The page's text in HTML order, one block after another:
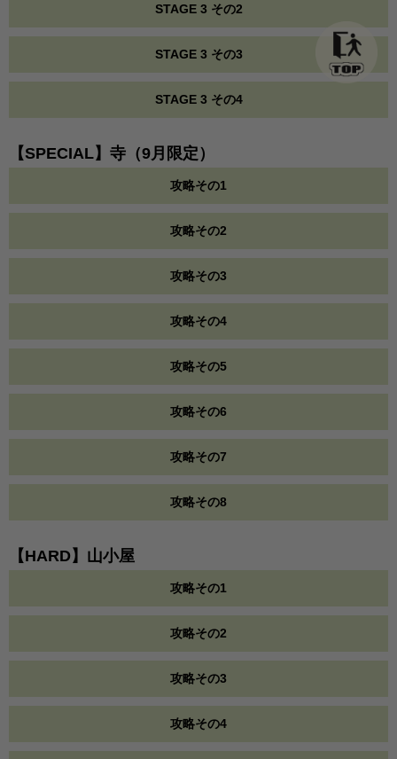
STAGE 3 その2
STAGE 3 その3
STAGE 3 その4
【SPECIAL】寺（9月限定）
攻略その1
攻略その2
攻略その3
攻略その4
攻略その5
攻略その6
攻略その7
攻略その8
【HARD】山小屋
攻略その1
攻略その2
攻略その3
攻略その4